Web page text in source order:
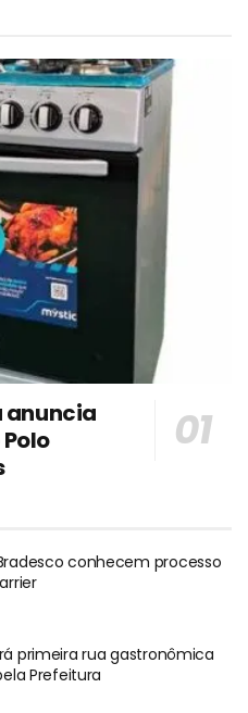
anuncia
conhecem processo
primeira rua gastronômica
Prefeitura